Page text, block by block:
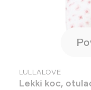
PRODUCENT
LULLALOVE
Lekki koc,